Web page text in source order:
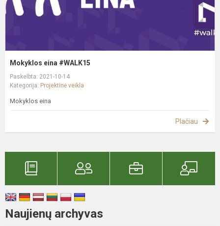
Mokyklos eina #WALK15
Paskelbta: 2021-10-14
Kategorija: Projektinė veikla
Mokyklos eina
Plačiau
Naujienų archyvas